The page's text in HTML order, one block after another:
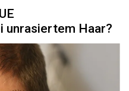
unrasiertem Haar?